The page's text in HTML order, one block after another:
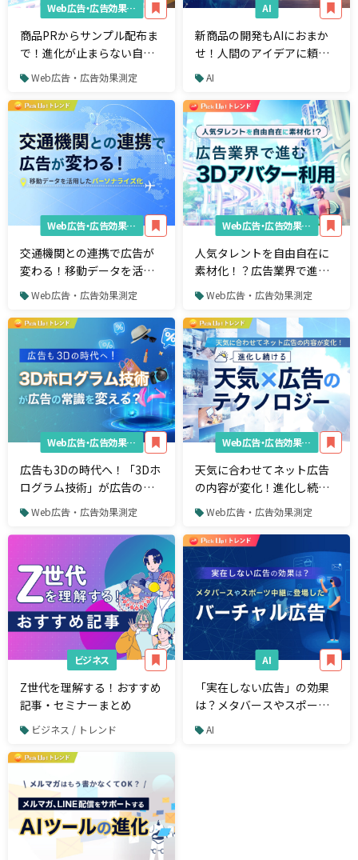
Web広告・広告効果測定
商品PRからサンプル配布ま
で！進化が止まらない自動
販売機
Web広告・広告効果測定
AI
新商品の開発もAIにおまか
せ！人間のアイデアに頼ら
ない商品開発分野のAI技術
AI
Web広告・広告効果測定
交通機関との連携で広告が
変わる！移動データを活用
したパーソナライズ化
Web広告・広告効果測定
Web広告・広告効果測定
人気タレントを自由自在に
素材化！？広告業界で進む
3Dアバター利用
Web広告・広告効果測定
Web広告・広告効果測定
広告も3Dの時代へ！「3Dホ
ログラム技術」が広告の常
識を変える？
Web広告・広告効果測定
Web広告・広告効果測定
天気に合わせてネット広告
の内容が変化！進化し続け
る天気×広告のテクノロジ
Web広告・広告効果測定
ビジネス
Z世代を理解する！おすすめ
記事・セミナーまとめ
ビジネス / トレンド
AI
「実在しない広告」の効果
は？メタバースやスポーツ
中継に登場したバーチャル
AI